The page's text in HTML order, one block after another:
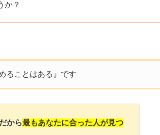
か？
ることはある』です
から最もあなたに合った人が見つ